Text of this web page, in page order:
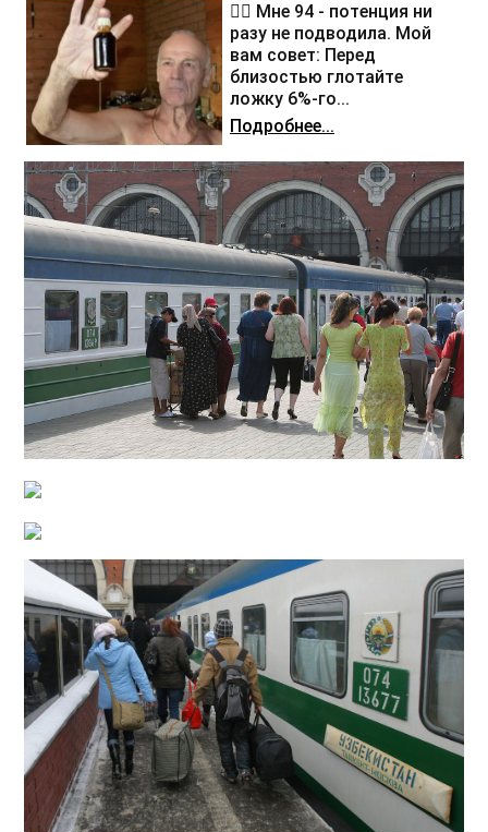
❤️‍🔥 Мне 94 - потенция ни
разу не подводила. Мой
вам совет: Перед
близостью глотайте
ложку 6%-го...
Подробнее...